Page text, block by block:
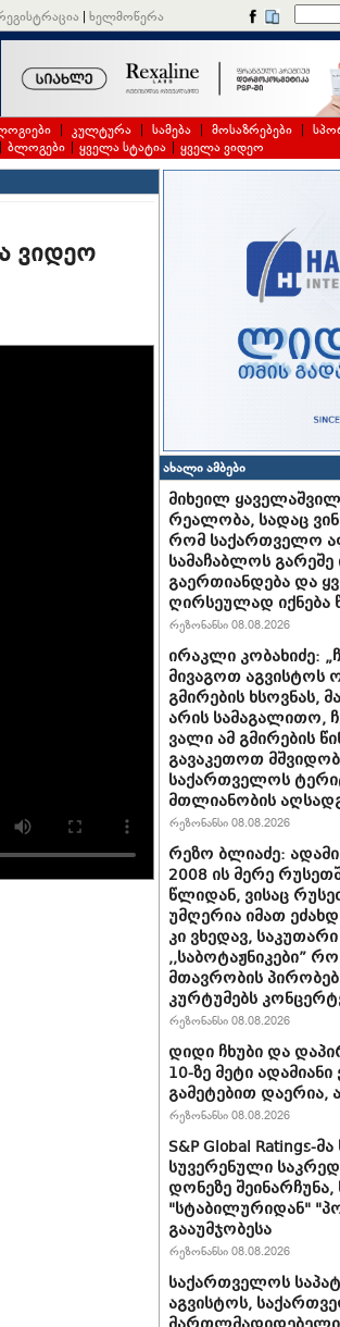
| ხელმოწერა
| კულტურა | სამება | მოსაზრებები |
| ბლოგები | ყველა სტატია | ყველა ვიდეო
ვიდეო
ახალი ამბები
მიხეილ
რეალობა, სადაც
რომ საქართველო
სამაჩაბლოს გარეშე
გაერთიანდება და
ღირსეულად იქნება
რეზონანსი 08.08.2026
ირაკლი კობახიძე:
მივაგოთ აგვისტოს
გმირების ხსოვნას,
არის სამაგალითო,
ვალი ამ გმირების
გავაკეთოთ
საქართველოს
მთლიანობის
რეზონანსი 08.08.2026
რეზო ბლიაძე:
2008 ის მერე
წლიდან, ვისაც
უმღერია იმათ
კი ვხედავ, საკუთარი
,,საბოტაჟნიკები”
მთავრობის
კურტუმებს
რეზონანსი 08.08.2026
დიდი ჩხუბი და
10-ზე მეტი
გამეტებით დაერია,
რეზონანსი 08.08.2026
S&P Global Ratings-
სუვერენული
დონეზე
"სტაბილურიდან"
გააუმჯობესა
რეზონანსი 08.08.2026
საქართველოს
აგვისტოს,